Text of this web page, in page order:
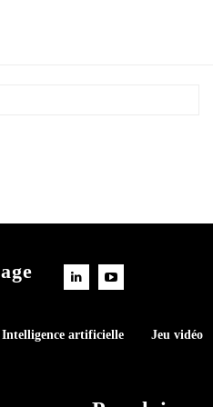
Intelligence artificielle Jeu vidéo